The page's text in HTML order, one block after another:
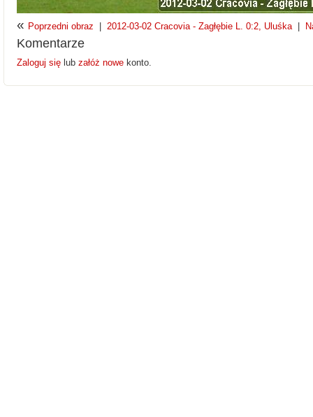
« Poprzedni obraz 2012-03-02 Cracovia - Zagłębie L. 0:2, Uluśka
Komentarze
Zaloguj się lub załóż nowe konto.